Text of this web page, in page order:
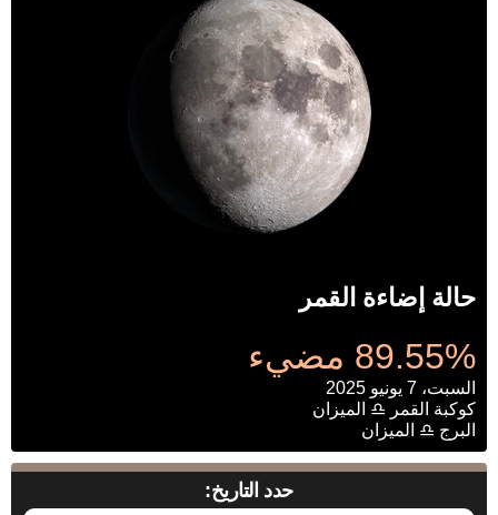
حالة إضاءة القمر
89.55% مضيء
السبت، 7 يونيو 2025
كوكبة القمر ♎ الميزان
البرج ♎ الميزان
حدد التاريخ: